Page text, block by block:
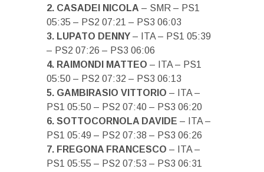
2. CASADEI NICOLA – SMR – PS1
05:35 – PS2 07:21 – PS3 06:03
3. LUPATO DENNY – ITA – PS1 05:39
– PS2 07:26 – PS3 06:06
4. RAIMONDI MATTEO – ITA – PS1
05:50 – PS2 07:32 – PS3 06:13
5. GAMBIRASIO VITTORIO – ITA –
PS1 05:50 – PS2 07:40 – PS3 06:20
6. SOTTOCORNOLA DAVIDE – ITA –
PS1 05:49 – PS2 07:38 – PS3 06:26
7. FREGONA FRANCESCO – ITA –
PS1 05:55 – PS2 07:53 – PS3 06:31